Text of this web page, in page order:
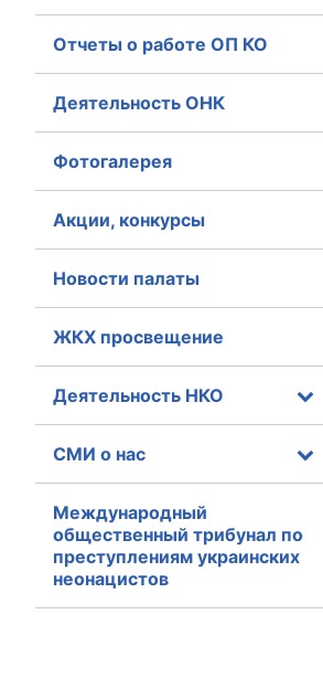
Отчеты о работе ОП КО
Деятельность ОНК
Фотогалерея
Акции, конкурсы
Новости палаты
ЖКХ просвещение
Деятельность НКО
СМИ о нас
Международный
общественный трибунал по
преступлениям украинских
неонацистов